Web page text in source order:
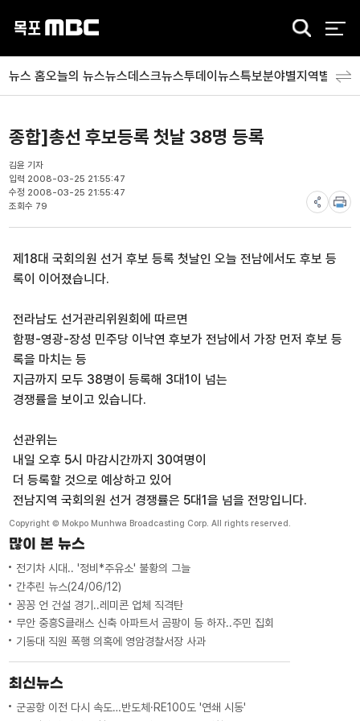
검
뉴스 홈오늘의 뉴스뉴스데스크뉴스투데이뉴스특보분야별지역별 뉴스
종합]총선 후보등록 첫날 38명 등록
김윤 기자
입력 2008-03-25 21:55:47
수정 2008-03-25 21:55:47
조회수 79
제18대 국회의원 선거 후보 등록 첫날인 오늘 전남에서도 후보 등
록이 이어졌습니다.
전라남도 선거관리위원회에 따르면
함평-영광-장성 민주당 이낙연 후보가 전남에서 가장 먼저 후보 등
록을 마치는 등
지금까지 모두 38명이 등록해 3대1이 넘는
경쟁률을 보이고 있습니다.
선관위는
내일 오후 5시 마감시간까지 30여명이
더 등록할 것으로 예상하고 있어
전남지역 국회의원 선거 경쟁률은 5대1을 넘을 전망입니다.
Copyright © Mokpo Munhwa Broadcasting Corp. All rights reserved.
많이 본 뉴스
전기차 시대.. '정비*주유소' 불황의 그늘
간추린 뉴스(24/06/12)
꽁꽁 언 건설 경기..레미콘 업체 직격탄
무안 중흥S클래스 신축 아파트서 곰팡이 등 하자..주민 집회
기동대 직원 폭행 의혹에 영암경찰서장 사과
최신뉴스
군공항 이전 다시 속도…반도체·RE100도 '연쇄 시동'